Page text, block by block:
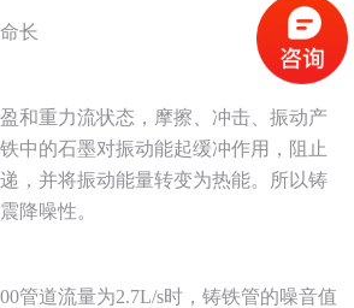
长
和重力流状态，摩擦、冲击、振动产
中的石墨对振动能起缓冲作用，阻止
，并将振动能量转变为热能。所以铸
降噪性。
管道流量为2.7L/s时，铸铁管的噪音值